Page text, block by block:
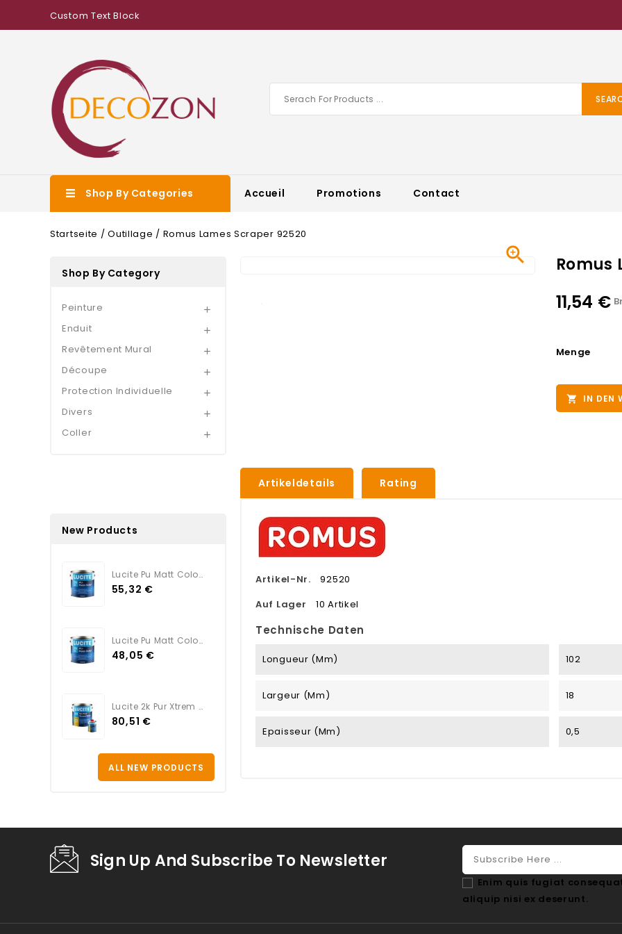
Custom Text Block
Shop By Categories Accueil Promotions Contact
Startseite Outillage Romus Lames Scraper 92520
Shop By Category
Peinture 
Enduit 
Revêtement Mural 
Découpe 
Protection Individuelle 
Divers 
Coller 
New Products
Lucite Pu Matt Color TEINTE
55,32 €
Lucite Pu Matt Color BLANC
48,05 €
Lucite 2k Pur Xtrem Satin...
80,51 €
ALL NEW PRODUCTS
 Romus
11,54 €
Menge
 IN DEN
Artikeldetails Rating
Artikel-Nr.
92520
Auf Lager
10 Artikel
Technische Daten
Longueur (mm) 102
Largeur (mm) 18
Epaisseur (mm) 0,5
Sign Up And Subscribe To Newsletter
Enim quis fugiat
aliquip nisi ex deserunt.